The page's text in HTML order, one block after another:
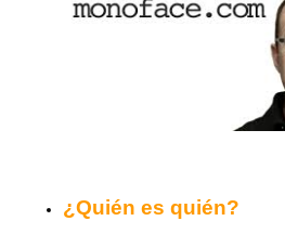
¿Quién es quién?